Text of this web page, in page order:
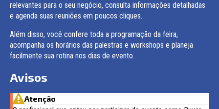
relevantes para o seu negócio, consulta informações detalhadas
e agenda suas reuniões em poucos cliques.
Além disso, você confere toda a programação da feira,
acompanha os horários das palestras e workshops e planeja
facilmente sua rotina nos dias de evento.
Avisos
Atenção